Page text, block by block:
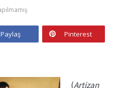
Paylaş Pinterest
(Artizan